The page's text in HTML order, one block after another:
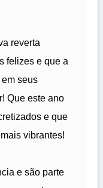
reverta
felizes e que a
seus
Que este ano
e que
vibrantes!
e são parte